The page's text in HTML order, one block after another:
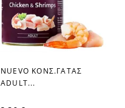
favorite_border
NUEVO ΚΟΝΣ.ΓΑΤΑΣ
ADULT...